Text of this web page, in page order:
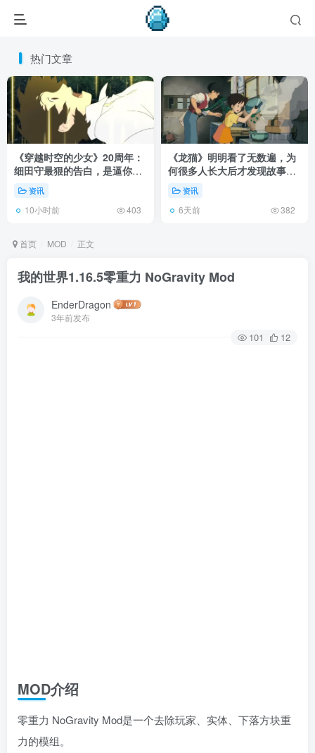
热门文章
《穿越时空的少女》20周年：
细田守最狠的告白，是逼你承
认有些夏天回不去了！
资讯
10小时前 403
《龙猫》明明看了无数遍，为
何很多人长大后才发现故事根
本不在 1988 年！
资讯
6天前 382
首页 MOD 正文
我的世界1.16.5零重力 NoGravity Mod
EnderDragon
3年前发布
101 12
MOD介绍
零重力 NoGravity Mod是一个去除玩家、实体、下落方块重
力的模组。